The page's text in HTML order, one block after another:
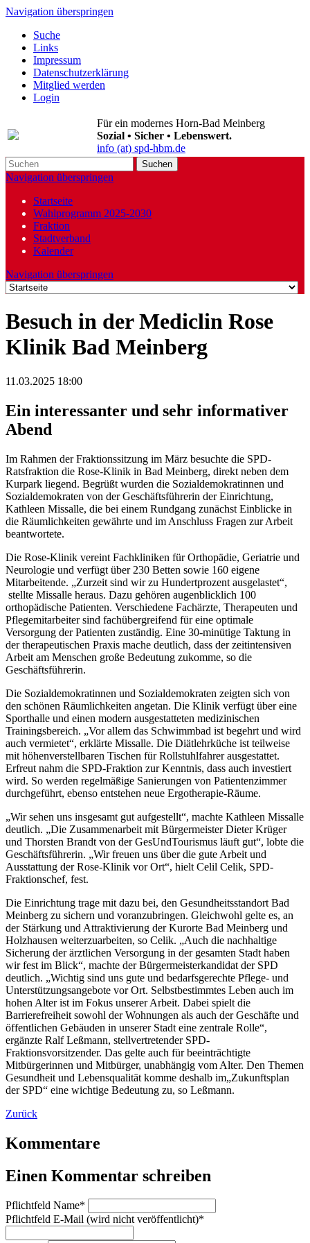
Navigation überspringen
Suche
Links
Impressum
Datenschutzerklärung
Mitglied werden
Login
Für ein modernes Horn-Bad Meinberg
Sozial • Sicher • Lebenswert.
info (at) spd-hbm.de
Suchen
Navigation überspringen
Startseite
Wahlprogramm 2025-2030
Fraktion
Stadtverband
Kalender
Navigation überspringen
Besuch in der Mediclin Rose
Klinik Bad Meinberg
11.03.2025 18:00
Ein interessanter und sehr informativer
Abend
Im Rahmen der Fraktionssitzung im März besuchte die SPD-
Ratsfraktion die Rose-Klinik in Bad Meinberg, direkt neben dem
Kurpark liegend. Begrüßt wurden die Sozialdemokratinnen und
Sozialdemokraten von der Geschäftsführerin der Einrichtung,
Kathleen Missalle, die bei einem Rundgang zunächst Einblicke in
die Räumlichkeiten gewährte und im Anschluss Fragen zur Arbeit
beantwortete.
Die Rose-Klinik vereint Fachkliniken für Orthopädie, Geriatrie und
Neurologie und verfügt über 230 Betten sowie 160 eigene
Mitarbeitende. „Zurzeit sind wir zu Hundertprozent ausgelastet“,
stellte Missalle heraus. Dazu gehören augenblicklich 100
orthopädische Patienten. Verschiedene Fachärzte, Therapeuten und
Pflegemitarbeiter sind fachübergreifend für eine optimale
Versorgung der Patienten zuständig. Eine 30-minütige Taktung in
der therapeutischen Praxis mache deutlich, dass der zeitintensiven
Arbeit am Menschen große Bedeutung zukomme, so die
Geschäftsführerin.
Die Sozialdemokratinnen und Sozialdemokraten zeigten sich von
den schönen Räumlichkeiten angetan. Die Klinik verfügt über eine
Sporthalle und einen modern ausgestatteten medizinischen
Trainingsbereich. „Vor allem das Schwimmbad ist begehrt und wird
auch vermietet“, erklärte Missalle. Die Diätlehrküche ist teilweise
mit höhenverstellbaren Tischen für Rollstuhlfahrer ausgestattet.
Erfreut nahm die SPD-Fraktion zur Kenntnis, dass auch investiert
wird. So werden regelmäßige Sanierungen von Patientenzimmer
durchgeführt, ebenso entstehen neue Ergotherapie-Räume.
„Wir sehen uns insgesamt gut aufgestellt“, machte Kathleen Missalle
deutlich. „Die Zusammenarbeit mit Bürgermeister Dieter Krüger
und Thorsten Brandt von der GesUndTourismus läuft gut“, lobte die
Geschäftsführerin. „Wir freuen uns über die gute Arbeit und
Ausstattung der Rose-Klinik vor Ort“, hielt Celil Celik, SPD-
Fraktionschef, fest.
Die Einrichtung trage mit dazu bei, den Gesundheitsstandort Bad
Meinberg zu sichern und voranzubringen. Gleichwohl gelte es, an
der Stärkung und Attraktivierung der Kurorte Bad Meinberg und
Holzhausen weiterzuarbeiten, so Celik. „Auch die nachhaltige
Sicherung der ärztlichen Versorgung in der gesamten Stadt haben
wir fest im Blick“, machte der Bürgermeisterkandidat der SPD
deutlich. „Wichtig sind uns gute und bedarfsgerechte Pflege- und
Unterstützungsangebote vor Ort. Selbstbestimmtes Leben auch im
hohen Alter ist im Fokus unserer Arbeit. Dabei spielt die
Barrierefreiheit sowohl der Wohnungen als auch der Geschäfte und
öffentlichen Gebäuden in unserer Stadt eine zentrale Rolle“,
ergänzte Ralf Leßmann, stellvertretender SPD-
Fraktionsvorsitzender. Das gelte auch für beeinträchtigte
Mitbürgerinnen und Mitbürger, unabhängig vom Alter. Den Themen
Gesundheit und Lebensqualität komme deshalb im„Zukunftsplan
der SPD“ eine wichtige Bedeutung zu, so Leßmann.
Zurück
Kommentare
Einen Kommentar schreiben
Pflichtfeld Name*
Pflichtfeld E-Mail (wird nicht veröffentlicht)*